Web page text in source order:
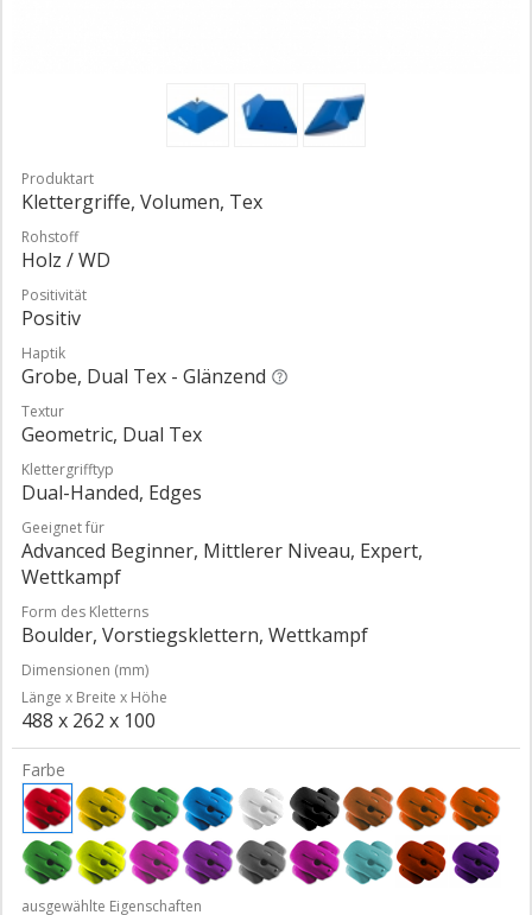
Produktart
Klettergriffe, Volumen, Tex
Rohstoff
Holz / WD
Positivität
Positiv
Haptik
Grobe, Dual Tex - Glänzend
Textur
Geometric, Dual Tex
Klettergrifftyp
Dual-Handed, Edges
Geeignet für
Advanced Beginner, Mittlerer Niveau, Expert,
Wettkampf
Form des Kletterns
Boulder, Vorstiegsklettern, Wettkampf
Dimensionen (mm)
Länge x Breite x Höhe
488 x 262 x 100
Farbe
ausgewählte Eigenschaften